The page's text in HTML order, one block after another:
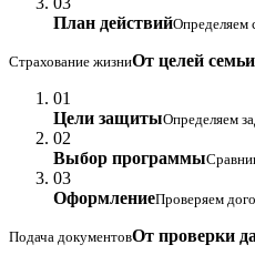
План действийОпределяем
Страхование жизниОт целей
01
Цели защитыОпределяем
02
Выбор программы
03
ОформлениеПроверяем
Подача документовОт проверки